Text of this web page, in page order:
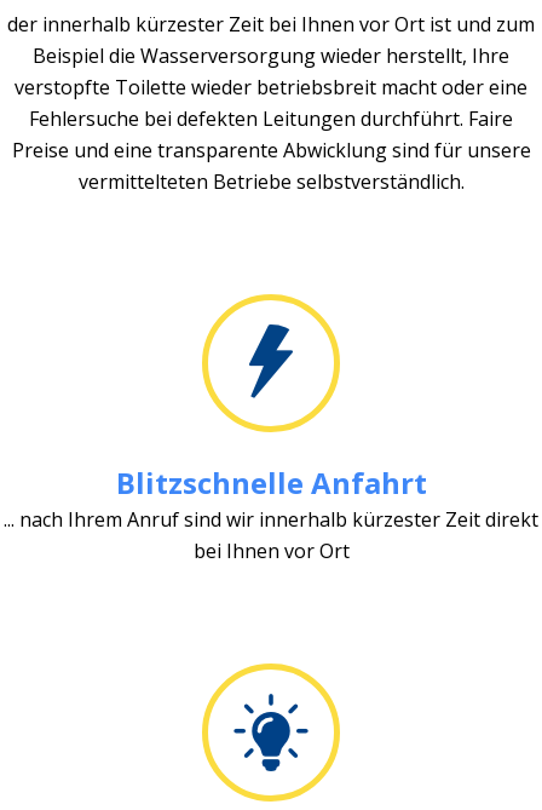
der innerhalb kürzester Zeit bei Ihnen vor Ort ist und zum
Beispiel die Wasserversorgung wieder herstellt, Ihre
verstopfte Toilette wieder betriebsbreit macht oder eine
Fehlersuche bei defekten Leitungen durchführt. Faire
Preise und eine transparente Abwicklung sind für unsere
vermittelteten Betriebe selbstverständlich.
Blitzschnelle Anfahrt
... nach Ihrem Anruf sind wir innerhalb kürzester Zeit direkt
bei Ihnen vor Ort